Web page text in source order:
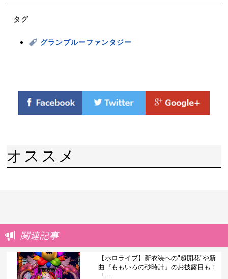
タグ
グランブルーファンタジー
オススメ
関連記事
【ホロライブ】新衣装への"超開花"や新
曲『ももいろの砂時計』のお披露目も！
「...